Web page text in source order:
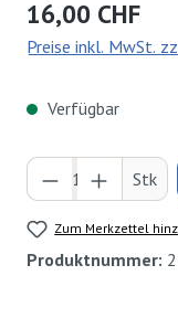
Regulärer Preis:
16,00 CHF
Preise inkl. MwSt.
Verfügbar
Produkt Stk
Zum Merkzettel
Produktnummer: